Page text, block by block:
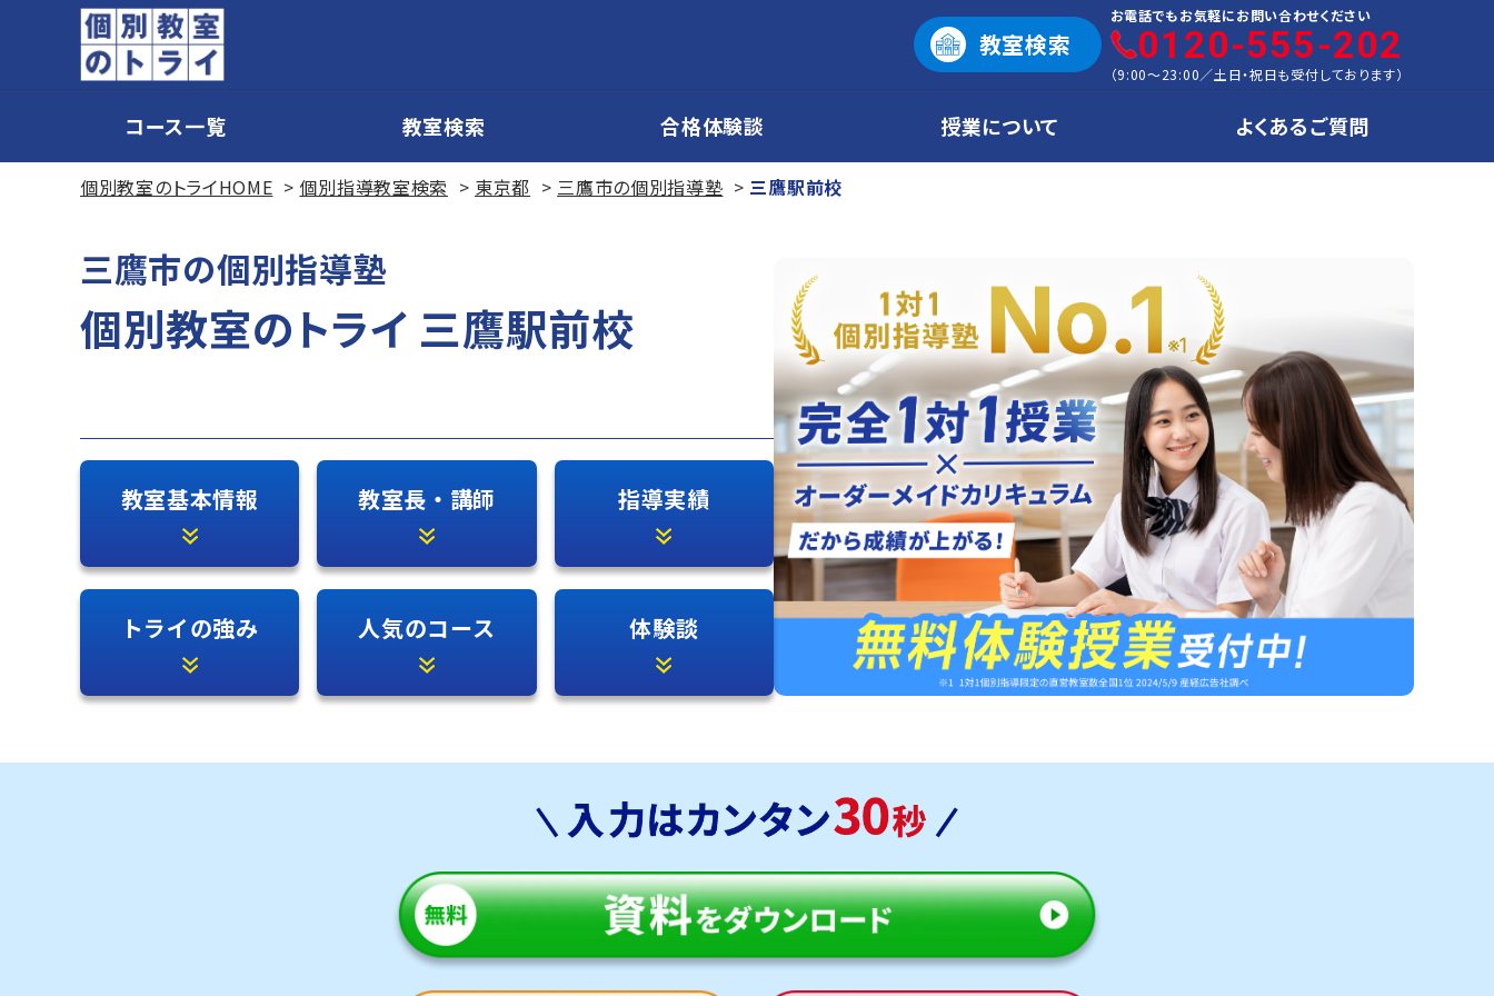
教室検索
お電話でもお気軽にお問い合わせください
0120-555-202
（9:00～23:00／土日・祝日も受付しております）
コース一覧 教室検索 合格体験談 授業について よくあるご質問
個別教室のトライHOME 個別指導教室検索 東京都 三鷹市の個別指導塾 三鷹駅前校
三鷹市の個別指導塾
個別教室のトライ 三鷹駅前校
教室基本情報 教室長・講師 指導実績
トライの強み 人気のコース 体験談